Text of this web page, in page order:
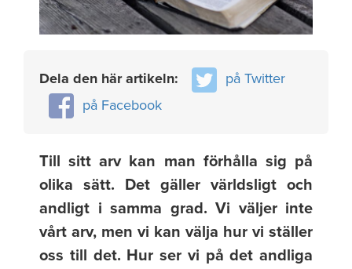
Dela den här artikeln:
på Twitter
på Facebook
Till sitt arv kan man förhålla sig på
olika sätt. Det gäller världsligt och
andligt i samma grad. Vi väljer inte
vårt arv, men vi kan välja hur vi ställer
oss till det. Hur ser vi på det andliga